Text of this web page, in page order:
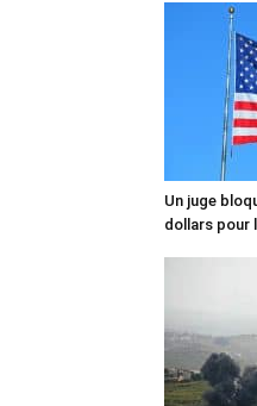
Un juge
dollars pour